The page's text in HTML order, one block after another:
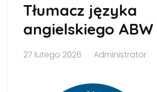
Tłumacz języka
angielskiego ABW
27 lutego 2026 Administrator